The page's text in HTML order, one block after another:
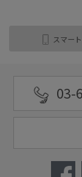
スマー
03-